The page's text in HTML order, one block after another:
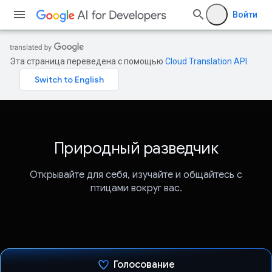
Войти
Эта страница переведена с помощью Cloud Translation API
Природный разведчик
Открывайте для себя, изучайте и общайтесь с
птицами вокруг вас.
Голосование